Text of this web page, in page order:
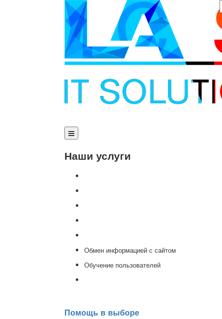
Наши услуги
Обмен информацией с сайтом
Обучение пользователей
Помощь в выборе